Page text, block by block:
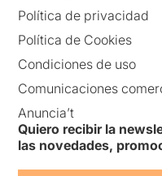
Política de privacidad
Política de Cookies
Condiciones de uso
Comunicaciones
Anuncia’t
Quiero recibir la
las novedades,